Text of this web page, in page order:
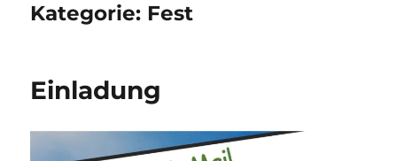
Kategorie: Fest
Einladung